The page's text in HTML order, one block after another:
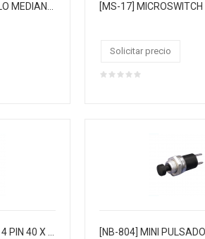
[NB-341/100] COCODRILO MEDIANO BACKELITA R/N
Solicitar precio
[DIP-4] MINI DIP SWITCH 4 PIN 40 X REGLETA 8P